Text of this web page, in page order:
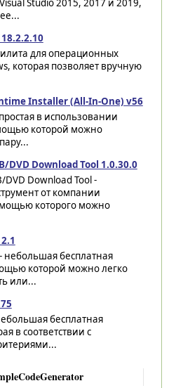
Studio 2015, 2017 и 2019,
для операционных
которая позволяет вручную
Installer (All-In-One) v56
в использовании
которой можно
DVD Download Tool 1.0.30.0
DVD Download Tool -
от компании
которого можно
небольшая бесплатная
которой можно легко
или...
бесплатная
в соответствии с